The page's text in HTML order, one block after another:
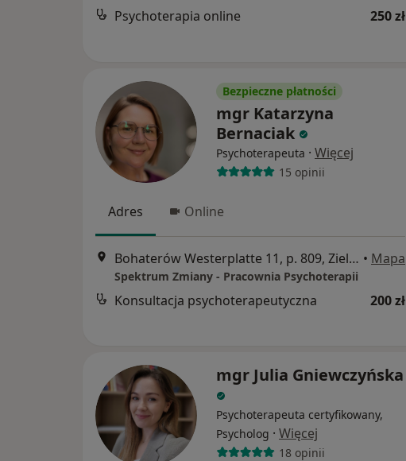
Psychoterapia online 250 zł
Bezpieczne płatności
mgr Katarzyna
Bernaciak
Psychoterapeuta · Więcej
15 opinii
Adres Online
Bohaterów Westerplatte 11, p. 809, Zielona Góra • Mapa
Spektrum Zmiany - Pracownia Psychoterapii
Konsultacja psychoterapeutyczna 200 zł
mgr Julia Gniewczyńska
Psychoterapeuta certyfikowany,
Psycholog · Więcej
18 opinii